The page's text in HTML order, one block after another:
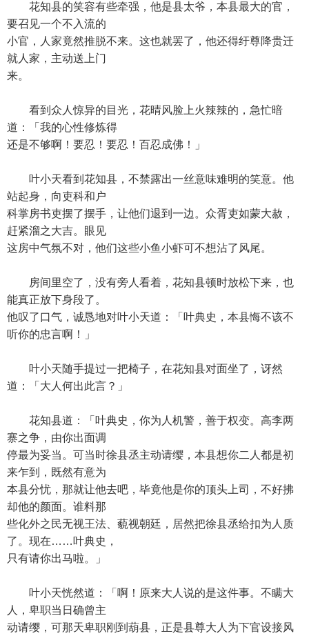
花知县的笑容有些牵强，他是县太爷，本县最大的官，
要召见一个不入流的
小官，人家竟然推脱不来。这也就罢了，他还得纡尊降贵迁
就人家，主动送上门
来。
看到众人惊异的目光，花晴风脸上火辣辣的，急忙暗
道：「我的心性修炼得
还是不够啊！要忍！要忍！百忍成佛！」
叶小天看到花知县，不禁露出一丝意味难明的笑意。他
站起身，向吏科和户
科掌房书吏摆了摆手，让他们退到一边。众胥吏如蒙大赦，
赶紧溜之大吉。眼见
这房中气氛不对，他们这些小鱼小虾可不想沾了风尾。
房间里空了，没有旁人看着，花知县顿时放松下来，也
能真正放下身段了。
他叹了口气，诚恳地对叶小天道：「叶典史，本县悔不该不
听你的忠言啊！」
叶小天随手提过一把椅子，在花知县对面坐了，讶然
道：「大人何出此言？」
花知县道：「叶典史，你为人机警，善于权变。高李两
寨之争，由你出面调
停最为妥当。可当时徐县丞主动请缨，本县想你二人都是初
来乍到，既然有意为
本县分忧，那就让他去吧，毕竟他是你的顶头上司，不好拂
却他的颜面。谁料那
些化外之民无视王法、藐视朝廷，居然把徐县丞给扣为人质
了。现在……叶典史，
只有请你出马啦。」
叶小天恍然道：「啊！原来大人说的是这件事。不瞒大
人，卑职当日确曾主
动请缨，可那天卑职刚到葫县，正是县尊大人为下官设接风